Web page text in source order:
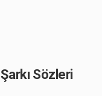
Sözleri